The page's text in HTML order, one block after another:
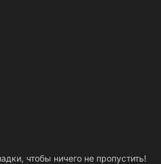
чтобы ничего не пропустить!